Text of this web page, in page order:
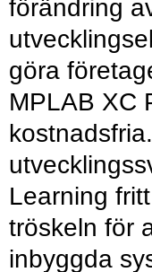
förändring
göra
MPLAB XC
Learning
tröskeln för
inbyggda